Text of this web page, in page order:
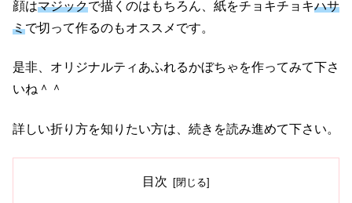
顔はマジックで描くのはもちろん、紙をチョキチョキハサ
ミで切って作るのもオススメです。
是非、オリジナルティあふれるかぼちゃを作ってみて下さ
いね＾＾
詳しい折り方を知りたい方は、続きを読み進めて下さい。
目次